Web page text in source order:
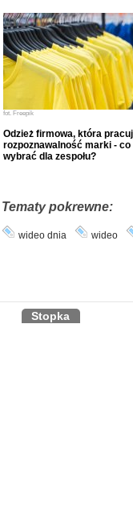
fot. Freepik
Odzież firmowa, która
rozpoznawalność marki - co
wybrać dla zespołu?
Tematy pokrewne:
wideo dnia wideo
Stopka